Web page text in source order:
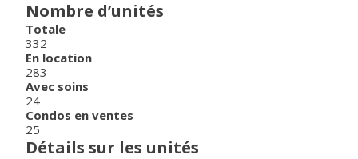
Nombre d’unités
Totale
332
En location
283
Avec soins
24
Condos en ventes
25
Détails sur les unités